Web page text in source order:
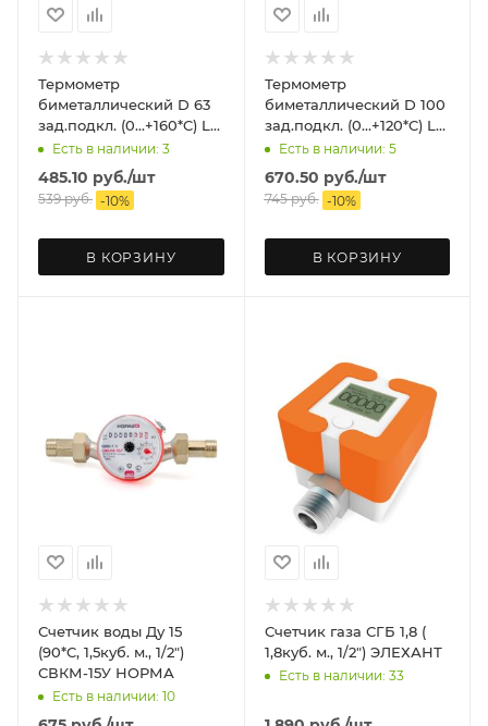
Термометр
биметаллический D 63
зад.подкл. (0...+160*C) L
60 ЭКОМЕРА
Есть в наличии: 3
485.10 руб./шт
539руб. -10%
В КОРЗИНУ
Термометр
биметаллический D 100
зад.подкл. (0...+120*C) L
60 ЭКОМЕРА
Есть в наличии: 5
670.50 руб./шт
745руб. -10%
В КОРЗИНУ
Счетчик воды Ду 15
(90*C, 1,5куб. м., 1/2")
СВКМ-15У НОРМА
Есть в наличии: 10
Счетчик газа СГБ 1,8 (
1,8куб. м., 1/2") ЭЛЕХАНТ
Есть в наличии: 33